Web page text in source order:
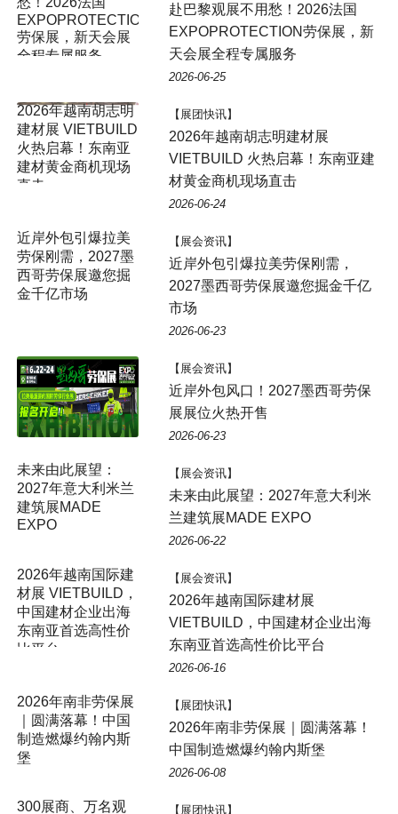
赴巴黎观展不用愁！2026法国
EXPOPROTECTION劳保展，新
天会展全程专属服务
2026-06-25
【展团快讯】
2026年越南胡志明建材展
VIETBUILD 火热启幕！东南亚建
材黄金商机现场直击
2026-06-24
近岸外包引爆拉美
劳保刚需，2027墨
西哥劳保展邀您掘
金千亿市场
【展会资讯】
近岸外包引爆拉美劳保刚需，
2027墨西哥劳保展邀您掘金千亿
市场
2026-06-23
【展会资讯】
近岸外包风口！2027墨西哥劳保
展展位火热开售
2026-06-23
【展会资讯】
未来由此展望：2027年意大利米
兰建筑展MADE EXPO
2026-06-22
【展会资讯】
2026年越南国际建材展
VIETBUILD，中国建材企业出海
东南亚首选高性价比平台
2026-06-16
【展团快讯】
2026年南非劳保展｜圆满落幕！
中国制造燃爆约翰内斯堡
2026-06-08
【展团快讯】